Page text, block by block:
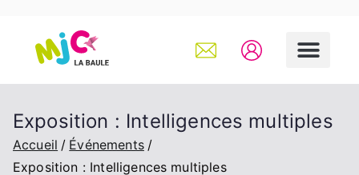
Exposition : Intelligences multiples
Accueil
Événements
Exposition : Intelligences multiples